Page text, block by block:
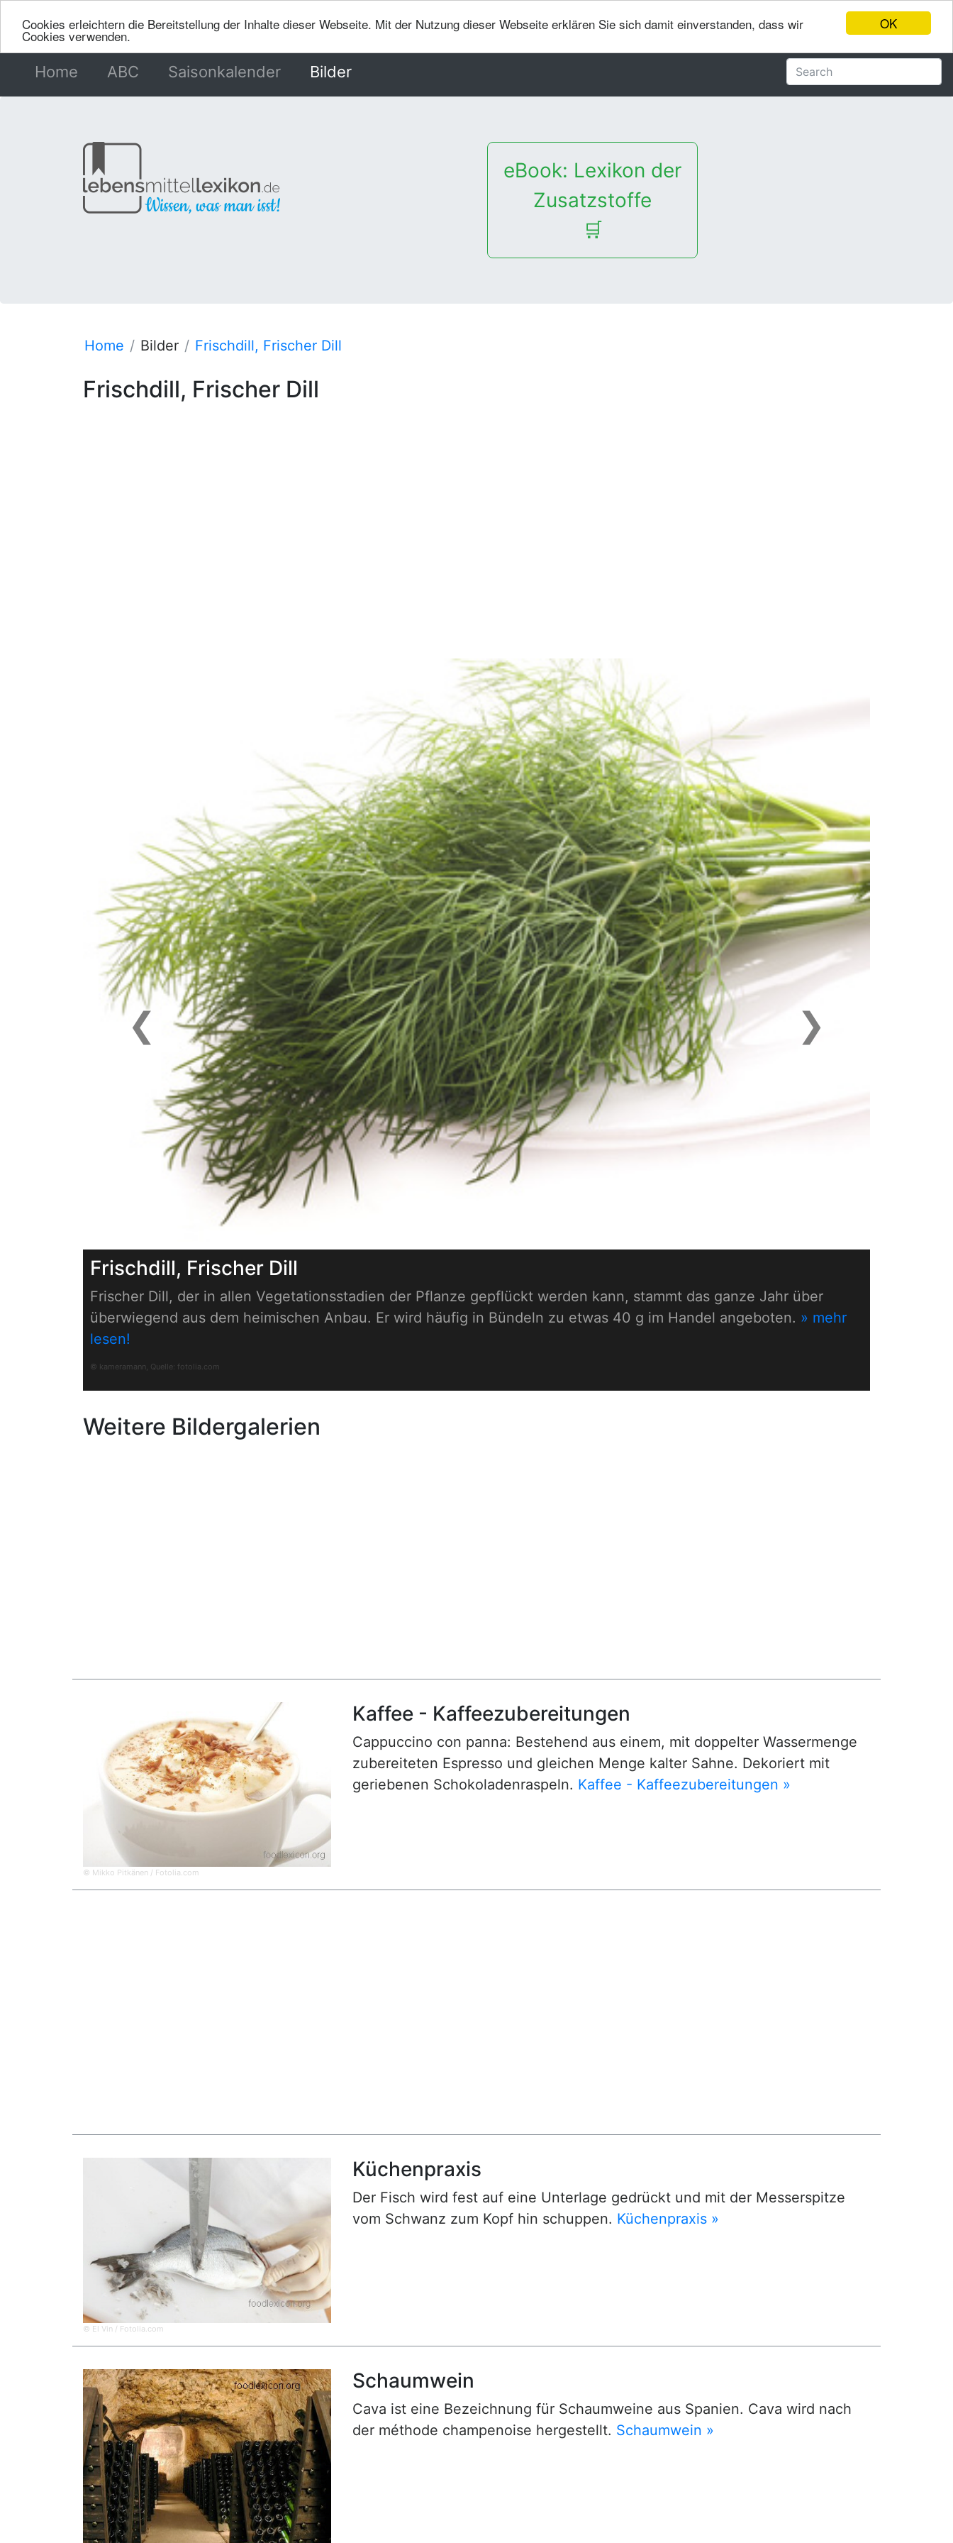
OK
Cookies erleichtern die Bereitstellung der Inhalte dieser Webseite. Mit der Nutzung dieser Webseite erklären Sie sich damit einverstanden, dass wir
Cookies verwenden.
Home (current)
ABC Saisonkalender Bilder
eBook: Lexikon der
Zusatzstoffe
🛒
Home Bilder Frischdill, Frischer Dill
Frischdill, Frischer Dill
Frischdill, Frischer Dill
Frischer Dill, der in allen Vegetationsstadien der Pflanze gepflückt werden kann, stammt das ganze Jahr über
überwiegend aus dem heimischen Anbau. Er wird häufig in Bündeln zu etwas 40 g im Handel angeboten. » mehr
lesen!
© kameramann, Quelle: fotolia.com
❮Previous ❯Next
Weitere Bildergalerien
© Mikko Pitkänen / Fotolia.com
Kaffee - Kaffeezubereitungen
Cappuccino con panna: Bestehend aus einem, mit doppelter Wassermenge
zubereiteten Espresso und gleichen Menge kalter Sahne. Dekoriert mit
geriebenen Schokoladenraspeln. Kaffee - Kaffeezubereitungen »
© El Vin / Fotolia.com
Küchenpraxis
Der Fisch wird fest auf eine Unterlage gedrückt und mit der Messerspitze
vom Schwanz zum Kopf hin schuppen. Küchenpraxis »
Schaumwein
Cava ist eine Bezeichnung für Schaumweine aus Spanien. Cava wird nach
der méthode champenoise hergestellt. Schaumwein »